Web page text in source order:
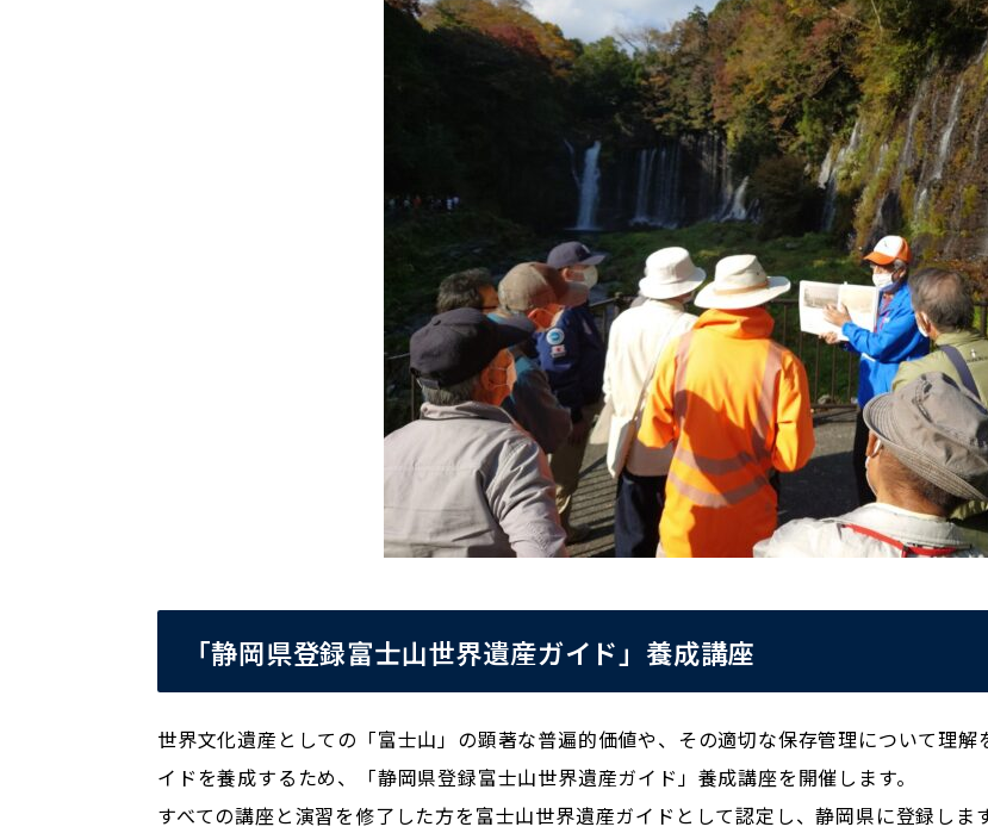
「静岡県登録富士山世界遺産ガイド」養成講座
世界文化遺産としての「富士山」の顕著な普遍的価値や、その適切な保存管理について理
イドを養成するため、「静岡県登録富士山世界遺産ガイド」養成講座を開催します。
すべての講座と演習を修了した方を富士山世界遺産ガイドとして認定し、静岡県に登録します